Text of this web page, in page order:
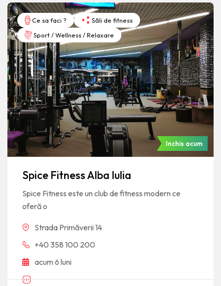
Ce sa faci ?
Săli de fitness
Sport / Wellness / Relaxare
Inchis acum
Spice Fitness Alba Iulia
Spice Fitness este un club de fitness modern ce
oferă o
Strada Primăverii 14
+40 358 100 200
acum 6 luni